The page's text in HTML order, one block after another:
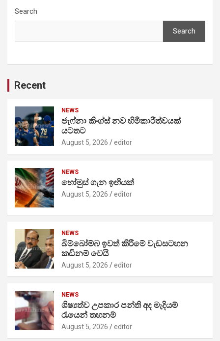
Search
Search
Recent
NEWS
ජැෆ්නා කිංග්ස් නව හිමිකාරීත්වයක්
යටතට
August 5, 2026 editor
NEWS
හෝමුස් ගැන ඉඟියක්
August 5, 2026 editor
NEWS
බිම්බෝම්බ ඉවත් කිරීමේ වැඩසටහන
කඩිනම් වෙයි
August 5, 2026 editor
NEWS
ශිෂ්‍යත්ව උපකාර පන්ති අද මැදියම්
රැයෙන් තහනම්
August 5, 2026 editor